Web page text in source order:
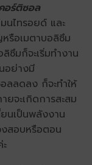
อร์ติซอล
นไทรอยด์ และ
รือเมตาบอลิซึม
ซึมก็จะเริ่มทํางาน
อย่างมี
ลลดลง ก็จะทำให้
จะเกิดการสะสม
ยนเป็นพลังงาน
งสอบหรือตอน